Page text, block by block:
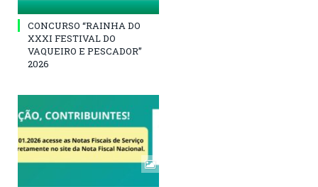
CONCURSO “RAINHA DO
XXXI FESTIVAL DO
VAQUEIRO E PESCADOR”
2026